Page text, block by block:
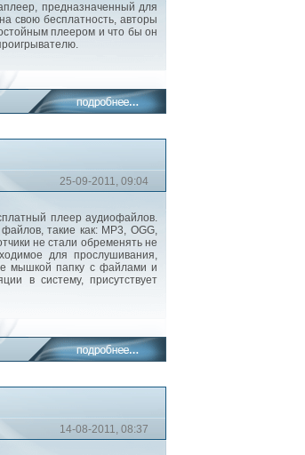
предназначенный для
свою бесплатность, авторы
плеером и что бы он
25-09-2011, 09:04
плеер аудиофайлов.
такие как: MP3, OGG,
не стали обременять не
для прослушивания,
мышкой папку с файлами и
в систему, присутствует
14-08-2011, 08:37